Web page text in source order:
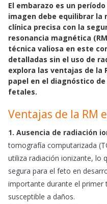
c
e
b
o
o
k
a
t
s
A
p
p
a
i
l
El embarazo es un
imagen debe equilibrar la
clínica precisa con la
resonancia magnética
técnica valiosa en este
detalladas sin el uso de
explora las ventajas de la
papel en el diagnóstico
fetales.
Ventajas de la RM
1. Ausencia de radiación
tomografía computarizada
utiliza radiación ionizante, lo
segura para el feto en
importante durante el
susceptible a daños.